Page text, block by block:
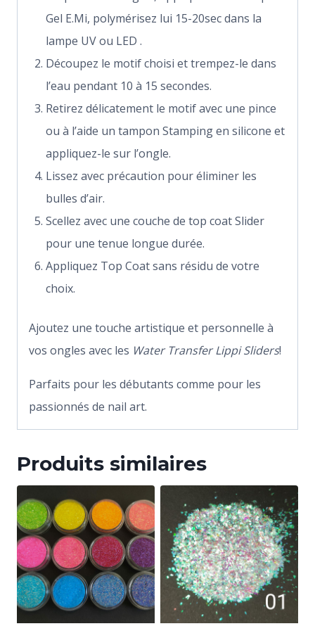
Gel E.Mi, polymérisez lui 15-20sec dans la
lampe UV ou LED .
Découpez le motif choisi et trempez-le dans
l’eau pendant 10 à 15 secondes.
Retirez délicatement le motif avec une pince
ou à l’aide un tampon Stamping en silicone et
appliquez-le sur l’ongle.
Lissez avec précaution pour éliminer les
bulles d’air.
Scellez avec une couche de top coat Slider
pour une tenue longue durée.
Appliquez Top Coat sans résidu de votre
choix.
Ajoutez une touche artistique et personnelle à
vos ongles avec les Water Transfer Lippi Sliders!
Parfaits pour les débutants comme pour les
passionnés de nail art.
Produits similaires